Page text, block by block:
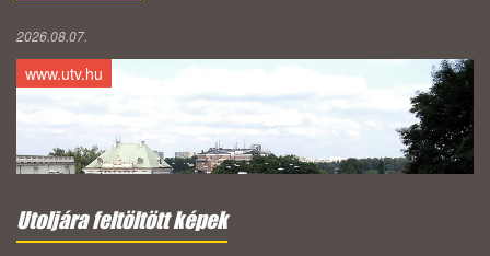
2026.08.07.
www.utv.hu
Utoljára feltöltött képek